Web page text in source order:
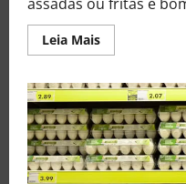
Leia Mais